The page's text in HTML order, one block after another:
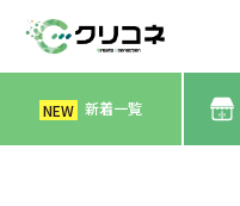
NEW 新着一覧